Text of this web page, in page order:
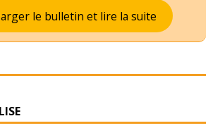
le bulletin et lire la suite